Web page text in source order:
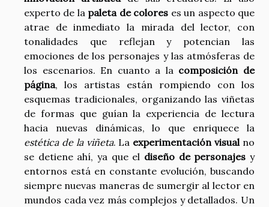
experto de la paleta de colores es un aspecto que
atrae de inmediato la mirada del lector, con
tonalidades que reflejan y potencian las
emociones de los personajes y las atmósferas de
los escenarios. En cuanto a la composición de
página, los artistas están rompiendo con los
esquemas tradicionales, organizando las viñetas
de formas que guían la experiencia de lectura
hacia nuevas dinámicas, lo que enriquece la
estética de la viñeta. La experimentación visualno
se detiene ahí, ya que el diseño de personajes y
entornos está en constante evolución, buscando
siempre nuevas maneras de sumergir al lector en
mundos cada vez más complejos y detallados. Un